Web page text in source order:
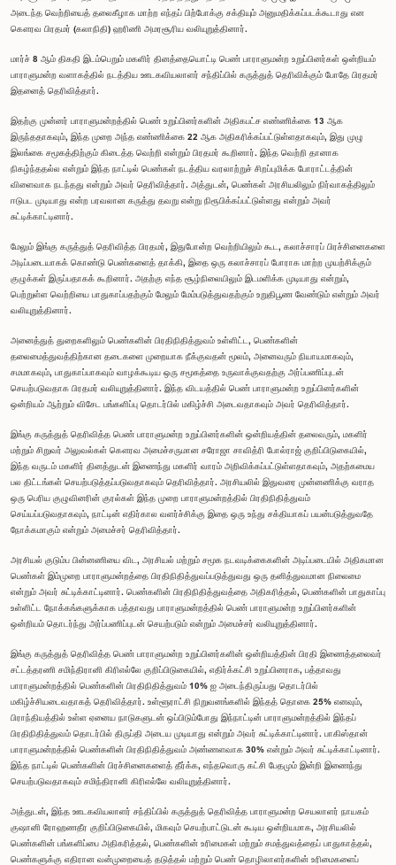
அடைந்த வெற்றியைத் தலைகீழாக மாற்ற எந்தப் பிற்போக்கு சக்தியும் அனுமதிக்கப்படக்கூடாது என
கௌரவ பிரதமர் (கலாநிதி) ஹரிணி அமரசூரிய வலியுறுத்தினார்.
மார்ச் 8 ஆம் திகதி இடம்பெறும் மகளிர் தினத்தையொட்டி பெண் பாராளுமன்ற உறுப்பினர்கள் ஒன்றியம்
பாராளுமன்ற வளாகத்தில் நடத்திய ஊடகவியலாளர் சந்திப்பில் கருத்துத் தெரிவிக்கும் போதே பிரதமர்
இதனைத் தெரிவித்தார்.
இதற்கு முன்னர் பாராளுமன்றத்தில் பெண் உறுப்பினர்களின் அதிகபட்ச எண்ணிக்கை 13 ஆக
இருந்ததாகவும், இந்த முறை அந்த எண்ணிக்கை 22 ஆக அதிகரிக்கப்பட்டுள்ளதாகவும், இது முழு
இலங்கை சமூகத்திற்கும் கிடைத்த வெற்றி என்றும் பிரதமர் கூறினார். இந்த வெற்றி தானாக
நிகழ்ந்ததல்ல என்றும் இந்த நாட்டில் பெண்கள் நடத்திய வரலாற்றுச் சிறப்புமிக்க போராட்டத்தின்
விளைவாக நடந்தது என்றும் அவர் தெரிவித்தார். அத்துடன், பெண்கள் அரசியலிலும் நிர்வாகத்திலும்
ஈடுபட முடியாது என்ற பரவலான கருத்து தவறு என்று நிரூபிக்கப்பட்டுள்ளது என்றும் அவர்
சுட்டிக்காட்டினார்.
மேலும் இங்கு கருத்துத் தெரிவித்த பிரதமர், இதுபோன்ற வெற்றியிலும் கூட, கலாச்சாரப் பிரச்சினைகளை
அடிப்படையாகக் கொண்டு பெண்களைத் தாக்கி, இதை ஒரு கலாச்சாரப் போராக மாற்ற முயற்சிக்கும்
குழுக்கள் இருப்பதாகக் கூறினார். அதற்கு எந்த சூழ்நிலையிலும் இடமளிக்க முடியாது என்றும்,
பெற்றுள்ள வெற்றியை பாதுகாப்பதற்கும் மேலும் மேம்படுத்துவதற்கும் உறுதிபூண வேண்டும் என்றும் அவர்
வலியுறுத்தினார்.
அனைத்துத் துறைகளிலும் பெண்களின் பிரதிநிதித்துவம் உள்ளிட்ட, பெண்களின்
தலைமைத்துவத்திற்கான தடைகளை முறையாக நீக்குவதன் மூலம், அனைவரும் நியாயமாகவும்,
சமமாகவும், பாதுகாப்பாகவும் வாழக்கூடிய ஒரு சமூகத்தை உருவாக்குவதற்கு அர்ப்பணிப்புடன்
செயற்படுவதாக பிரதமர் வலியுறுத்தினார். இந்த விடயத்தில் பெண் பாராளுமன்ற உறுப்பினர்களின்
ஒன்றியம் ஆற்றும் விசேட பங்களிப்பு தொடர்பில் மகிழ்ச்சி அடைவதாகவும் அவர் தெரிவித்தார்.
இங்கு கருத்துத் தெரிவித்த பெண் பாராளுமன்ற உறுப்பினர்களின் ஒன்றியத்தின் தலைவரும், மகளிர்
மற்றும் சிறுவர் அலுவல்கள் கௌரவ அமைச்சருமான சரோஜா சாவித்ரி போல்ராஜ் குறிப்பிடுகையில்,
இந்த வருடம் மகளிர் தினத்துடன் இணைந்து மகளிர் வாரம் அறிவிக்கப்பட்டுள்ளதாகவும், அதற்கமைய
பல திட்டங்கள் செயற்படுத்தப்படுவதாகவும் தெரிவித்தார். அரசியலில் இதுவரை முன்னணிக்கு வராத
ஒரு பெரிய குழுவினரின் குரல்கள் இந்த முறை பாராளுமன்றத்தில் பிரதிநிதித்துவம்
செய்யப்படுவதாகவும், நாட்டின் எதிர்கால வளர்ச்சிக்கு இதை ஒரு உந்து சக்தியாகப் பயன்படுத்துவதே
நோக்கமாகும் என்றும் அமைச்சர் தெரிவித்தார்.
அரசியல் குடும்ப பின்னணியை விட, அரசியல் மற்றும் சமூக நடவடிக்கைகளின் அடிப்படையில் அதிகமான
பெண்கள் இம்முறை பாராளுமன்றத்தை பிரதிநிதித்துவப்படுத்துவது ஒரு தனித்துவமான நிலைமை
என்றும் அவர் சுட்டிக்காட்டினார். பெண்களின் பிரதிநிதித்துவத்தை அதிகரித்தல், பெண்களின் பாதுகாப்பு
உள்ளிட்ட நோக்கங்களுக்காக பத்தாவது பாராளுமன்றத்தில் பெண் பாராளுமன்ற உறுப்பினர்களின்
ஒன்றியம் தொடர்ந்து அர்ப்பணிப்புடன் செயற்படும் என்றும் அமைச்சர் வலியுறுத்தினார்.
இங்கு கருத்துத் தெரிவித்த பெண் பாராளுமன்ற உறுப்பினர்களின் ஒன்றியத்தின் பிரதி இணைத்தலைவர்
சட்டத்தரணி சமிந்திரானி கிரிஎல்லே குறிப்பிடுகையில், எதிர்க்கட்சி உறுப்பினராக, பத்தாவது
பாராளுமன்றத்தில் பெண்களின் பிரதிநிதித்துவம் 10% ஐ அடைந்திருப்பது தொடர்பில்
மகிழ்ச்சியடைவதாகத் தெரிவித்தார். உள்ளூராட்சி நிறுவனங்களில் இந்தத் தொகை 25% எனவும்,
பிராந்தியத்தில் உள்ள ஏனைய நாடுகளுடன் ஒப்பிடும்போது இந்நாட்டின் பாராளுமன்றத்தில் இந்தப்
பிரதிநிதித்துவம் தொடர்பில் திருப்தி அடைய முடியாது என்றும் அவர் சுட்டிக்காட்டினார். பாகிஸ்தான்
பாராளுமன்றத்தில் பெண்களின் பிரதிநிதித்துவம் அண்ணளவாக 30% என்றும் அவர் சுட்டிக்காட்டினார்.
இந்த நாட்டில் பெண்களின் பிரச்சினைகளைத் தீர்க்க, எந்தவொரு கட்சி பேதமும் இன்றி இணைந்து
செயற்படுவதாகவும் சமிந்திரானி கிரிஎல்லே வலியுறுத்தினார்.
அத்துடன், இந்த ஊடகவியலாளர் சந்திப்பில் கருத்துத் தெரிவித்த பாராளுமன்ற செயலாளர் நாயகம்
குஷானி ரோஹணதீர குறிப்பிடுகையில், மிகவும் செயற்பாட்டுடன் கூடிய ஒன்றியமாக, அரசியலில்
பெண்களின் பங்களிப்பை அதிகரித்தல், பெண்களின் உரிமைகள் மற்றும் சமத்துவத்தைப் பாதுகாத்தல்,
பெண்களுக்கு எதிரான வன்முறையைத் தடுத்தல் மற்றும் பெண் தொழிலாளர்களின் உரிமைகளைப்